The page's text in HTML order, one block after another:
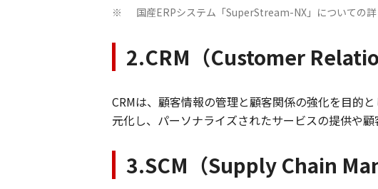
※ 国産ERPシステム「SuperStream-NX」についての詳
2.CRM（Customer
CRMは、顧客情報の管理と顧客関係の強化を目的
元化し、パーソナライズされたサービスの提供や顧
3.SCM（Supply Chain